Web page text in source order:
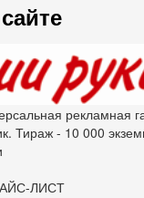
рекламная
Тираж - 10 000